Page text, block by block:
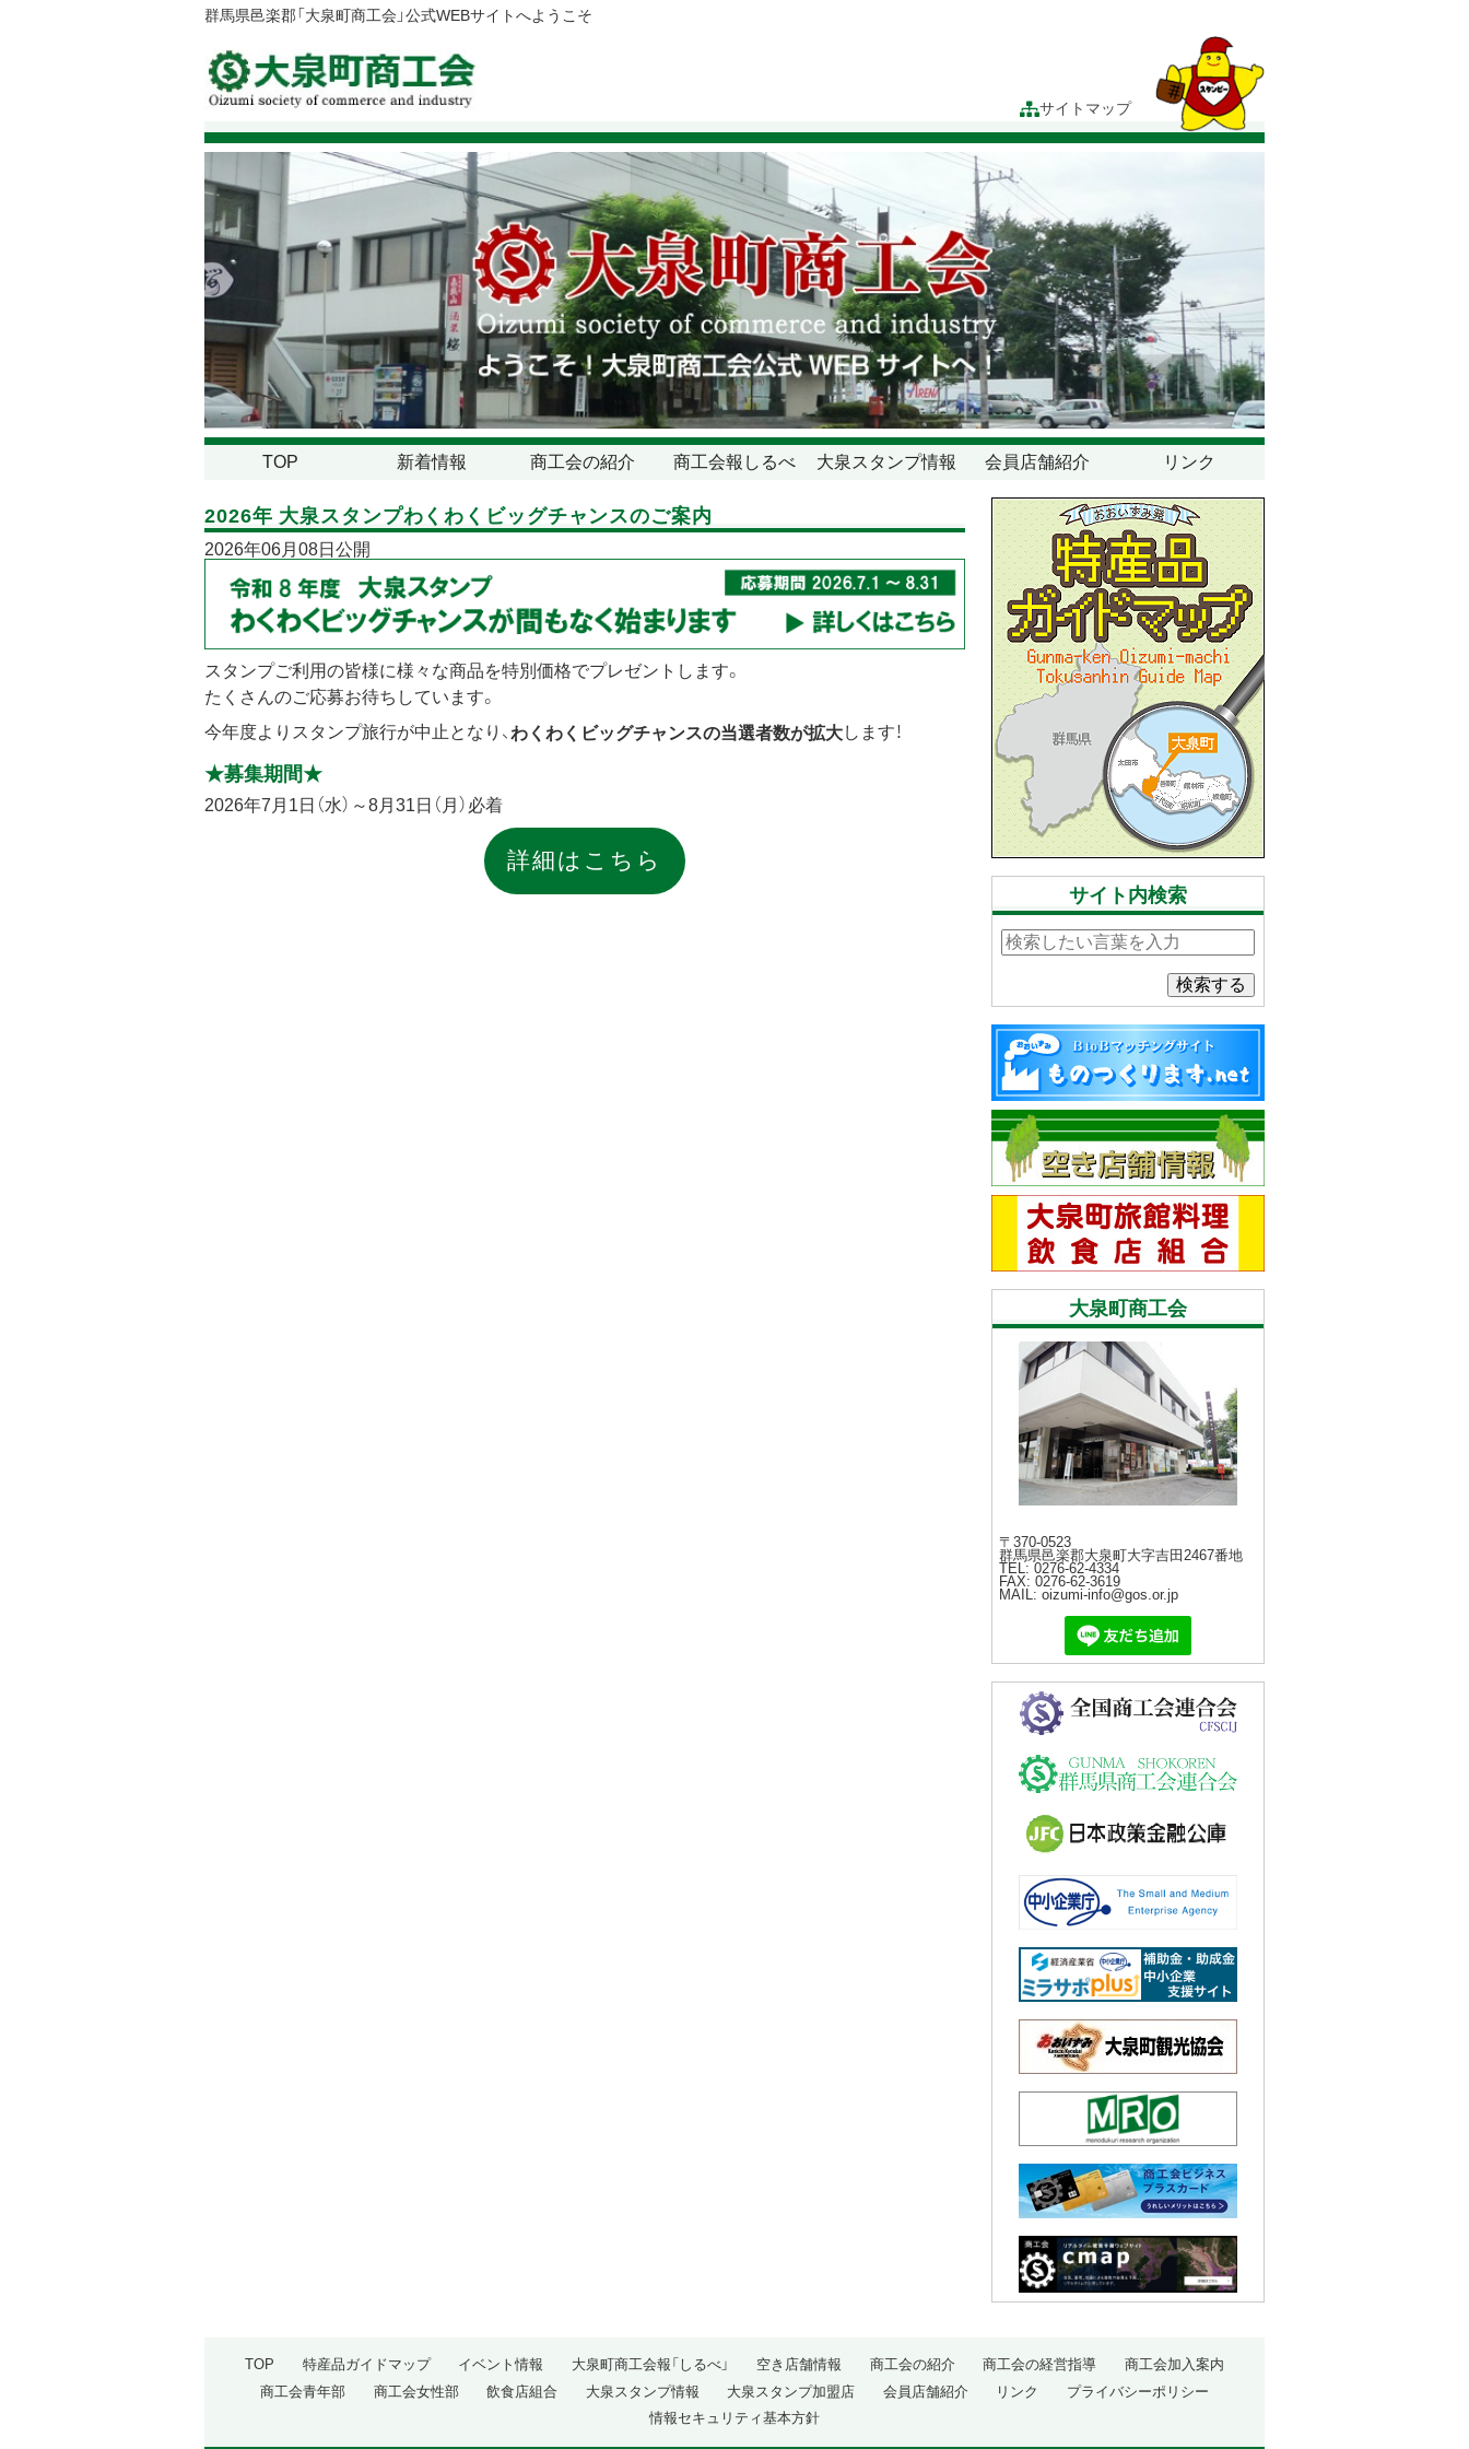
群馬県邑楽郡「大泉町商工会」公式WEBサイトへようこそ
サイトマップ
TOP 新着情報 商工会の紹介 商工会報しるべ 大泉スタンプ情報 会員店舗紹介 リンク
2026年 大泉スタンプわくわくビッグチャンスのご案内
2026年06月08日公開
スタンプご利用の皆様に様々な商品を特別価格でプレゼントします。
たくさんのご応募お待ちしています。
今年度よりスタンプ旅行が中止となり、 わくわくビッグチャンスの当選者数が拡大します！
★募集期間★
2026年7月1日（水）～8月31日（月）必着
詳細はこちら
サイト内検索
検索する
大泉町商工会
〒370-0523
群馬県邑楽郡大泉町大字吉田2467番地
TEL: 0276-62-4334
FAX: 0276-62-3619
MAIL: oizumi-info@gos.or.jp
TOP 特産品ガイドマップ イベント情報 大泉町商工会報「しるべ」 空き店舗情報 商工会の紹介 商工会の経営指導
商工会加入案内
商工会青年部
商工会女性部 飲食店組合 大泉スタンプ情報 大泉スタンプ加盟店 会員店舗紹介 リンク
プライバシーポリシー
情報セキュリティ基本方針